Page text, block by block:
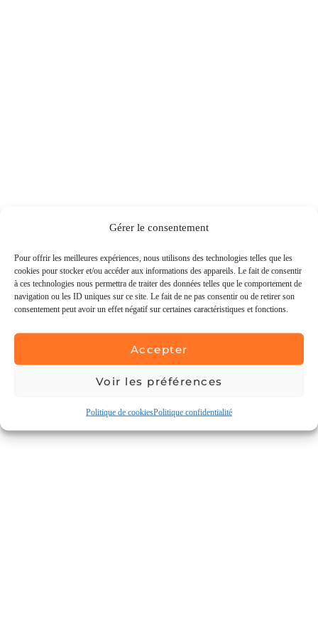
Gérer le consentement
Pour offrir les meilleures expériences, nous utilisons des technologies telles que les
cookies pour stocker et/ou accéder aux informations des appareils. Le fait de consentir
à ces technologies nous permettra de traiter des données telles que le comportement de
navigation ou les ID uniques sur ce site. Le fait de ne pas consentir ou de retirer son
consentement peut avoir un effet négatif sur certaines caractéristiques et fonctions.
Accepter
Voir les préférences
Politique de cookiesPolitique confidentialité